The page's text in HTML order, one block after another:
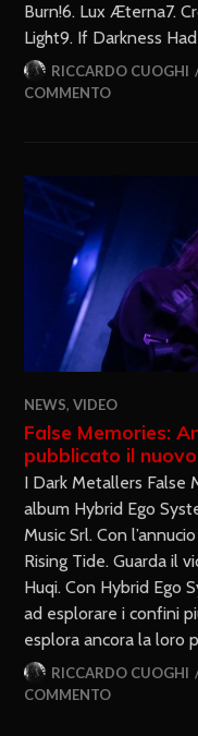
Burn!6. Lux Æterna7.
Light9. If Darkness
RICCARDO CUOGHI
COMMENTO
NEWS,VIDEO
False Memories:
pubblicato il
I Dark Metallers False
album Hybrid Ego
Music Srl. Con
Rising Tide. Guarda il
Huqi. Con Hybrid Ego
ad esplorare i confini
esplora ancora la loro
RICCARDO CUOGHI
COMMENTO